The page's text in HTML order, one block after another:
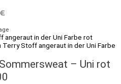
– Uni rot